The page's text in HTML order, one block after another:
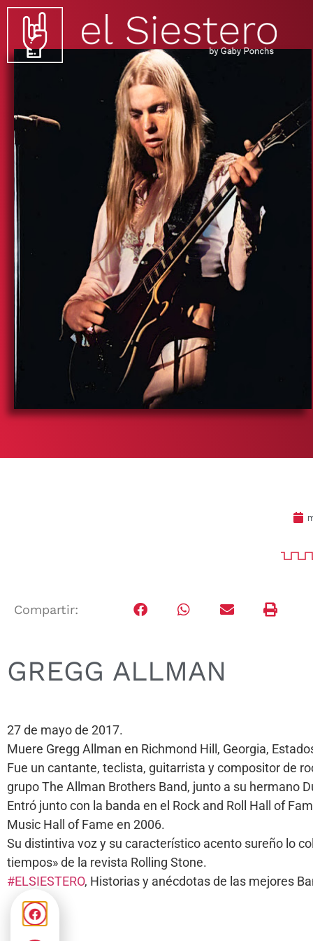
Compartir:
GREGG ALLMAN
27 de mayo de 2017.
Muere Gregg Allman en Richmond Hill, Georgia,
Fue un cantante, teclista, guitarrista y compositor de
grupo The Allman Brothers Band, junto a su hermano
Entró junto con la banda en el Rock and Roll Hall of
Music Hall of Fame en 2006.
Su distintiva voz y su característico acento sureño lo
tiempos» de la revista Rolling Stone.
#ELSIESTERO, Historias y anécdotas de las mejores